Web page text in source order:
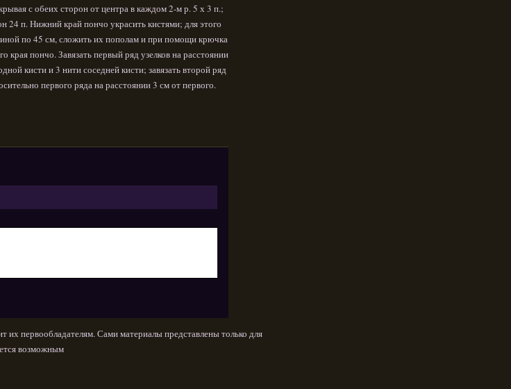
с обеих сторон от центра в каждом 2-м р. 5 х 3 п.;
24 п. Нижний край пончо украсить кистями; для этого
по 45 см, сложить их пополам и при помощи крючка
края пончо. Завязать первый ряд узелков на расстоянии
кисти и 3 нити соседней кисти; завязать второй ряд
первого ряда на расстоянии 3 см от первого.
первообладателям. Сами материалы представлены только для
возможным